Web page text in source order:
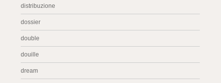
distribuzione
dossier
double
douille
dream